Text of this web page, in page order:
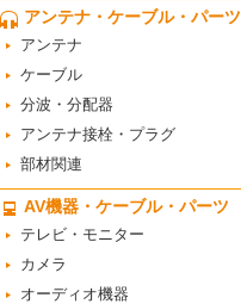
アンテナ・ケーブル・パーツ
アンテナ
ケーブル
分波・分配器
アンテナ接栓・プラグ
部材関連
AV機器・ケーブル・パーツ
テレビ・モニター
カメラ
オーディオ機器